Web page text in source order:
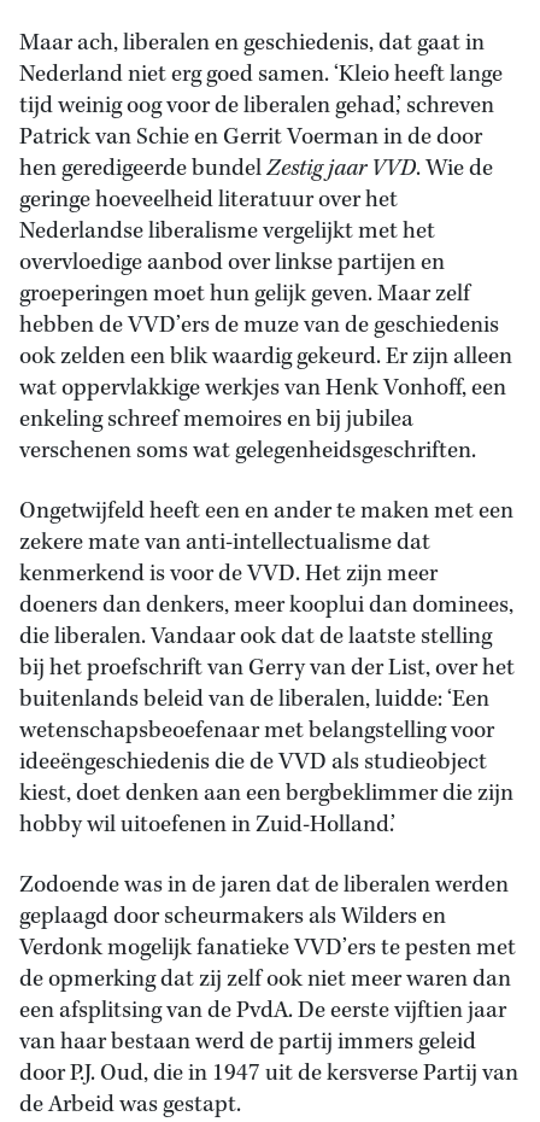
Maar ach, liberalen en geschiedenis, dat gaat in
Nederland niet erg goed samen. ‘Kleio heeft lange
tijd weinig oog voor de liberalen gehad,’ schreven
Patrick van Schie en Gerrit Voerman in de door
hen geredigeerde bundelZestig jaar VVD. Wie de
geringe hoeveelheid literatuur over het
Nederlandse liberalisme vergelijkt met het
overvloedige aanbod over linkse partijen en
groeperingen moet hun gelijk geven. Maar zelf
hebben de VVD’ers de muze van de geschiedenis
ook zelden een blik waardig gekeurd. Er zijn alleen
wat oppervlakkige werkjes van Henk Vonhoff, een
enkeling schreef memoires en bij jubilea
verschenen soms wat gelegenheidsgeschriften.
Ongetwijfeld heeft een en ander te maken met een
zekere mate van anti-intellectualisme dat
kenmerkend is voor de VVD. Het zijn meer
doeners dan denkers, meer kooplui dan dominees,
die liberalen. Vandaar ook dat de laatste stelling
bij het proefschrift van Gerry van der List, over het
buitenlands beleid van de liberalen, luidde: ‘Een
wetenschapsbeoefenaar met belangstelling voor
ideeëngeschiedenis die de VVD als studieobject
kiest, doet denken aan een bergbeklimmer die zijn
hobby wil uitoefenen in Zuid-Holland.’
Zodoende was in de jaren dat de liberalen werden
geplaagd door scheurmakers als Wilders en
Verdonk mogelijk fanatieke VVD’ers te pesten met
de opmerking dat zij zelf ook niet meer waren dan
een afsplitsing van de PvdA. De eerste vijftien jaar
van haar bestaan werd de partij immers geleid
door P.J. Oud, die in 1947 uit de kersverse Partij van
de Arbeid was gestapt.